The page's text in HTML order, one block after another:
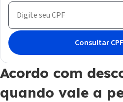
Acordo com
quando vale a